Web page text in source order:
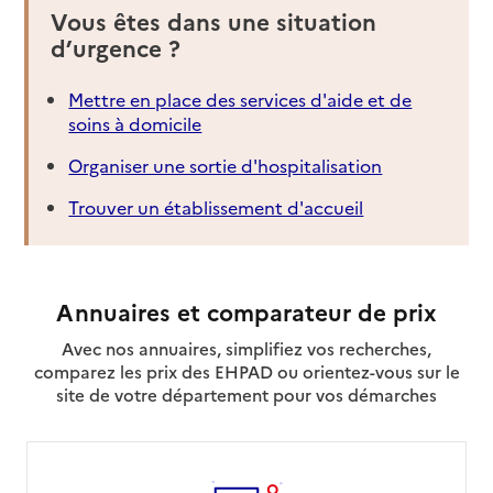
Vous êtes dans une situation
d’urgence ?
Mettre en place des services d'aide et de
soins à domicile
Organiser une sortie d'hospitalisation
Trouver un établissement d'accueil
Annuaires et comparateur de prix
Avec nos annuaires, simplifiez vos recherches,
comparez les prix des EHPAD ou orientez-vous sur le
site de votre département pour vos démarches